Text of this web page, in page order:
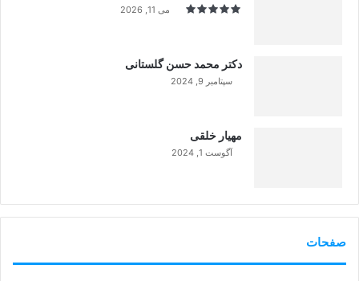
می 11, 2026
دکتر محمد حسن گلستانی
سپتامبر 9, 2024
مهیار خلقی
آگوست 1, 2024
صفحات